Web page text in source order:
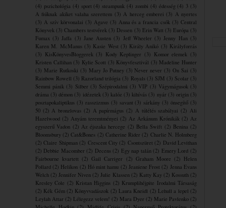
(4) pszichológia (4) sport (4) steampunk (4) zombi (4) édesség (4) 3 (3)
A fiúknak akiket valaha szerettem (3) A herceg emberei (3) A nyertes
(3) A szív körvonalai (3) Agave (3) Anna és a francia csók (3) Central
Könyvek (3) Chambers testvérek (3) Dessen (3) Erin Watt (3) Európa (3)
Fumax (3) Jaffa (3) Jane Austen (3) Jeff Wheeler (3) Jenny Han (3)
Karen M. McManus (3) Kasie West (3) Király Anikó (3) Királyforrás
(3) KisKönyvesBloggerek (3) Kody Keplinger (3) Komor elemek (3)
Kristen Callihan (3) Kylie Scott (3) Könyvfesztivál (3) Madeline Hunter
(3) Marie Rutkoski (3) Mary Jo Putney (3) Never never (3) On Sai (3)
Rainbow Rowell (3) Razorland trilógia (3) Royals (3) SJM (3) Scolar (3)
Semmi pánik (3) Silber (3) Szépirodalmi (3) VIP (3) Vágymágusok (3)
dráma (3) démon (3) idézetek (3) kalóz (3) kihívás (3) nyár (3) origin (3)
posztapokaliptikus (3) rasszizmus (3) savant (3) sárkány (3) önsegítő (3)
50 (2) A bronzlovas (2) A papírmágus (2) A túlélés szabályai (2) Ali
Hazelwood (2) Anyám teremtményei (2) Az Arkánum Krónikák (2) Az
egyszerű Vadon (2) Az éjszaka hercege (2) Bella Swift (2) Benina (2)
Bloomsbury (2) Cat&Bones (2) Catherine Rider (2) Charlie N. Holmberg
(2) Claire Shipman (2) Crescent City (2) Csontszüret (2) David Levithan
(2) Debbie Macomber (2) Decens (2) Egy nap talán (2) Emery Lord (2)
Fairbourne kvartett (2) Gail Carriger (2) Graham Moore (2) Helen
Pollard (2) Helikon (2) Hó mint hamu (2) Jeaniene Frost (2) Jenna Evans
Welch (2) Jennifer Niven (2) Julie Klassen (2) Katty Kay (2) Kossuth (2)
Kresley Cole (2) Kristan Higgins (2) Krumplihéjpite ​Irodalmi Társaság
(2) Kék Gém (2) Könyvvadászok (2) Laura Kneidl (2) Lehull a lepel (2)
Leylah Attar (2) Lélegezz velem! (2) Mara Dyer (2) Marie Pavlenko (2)